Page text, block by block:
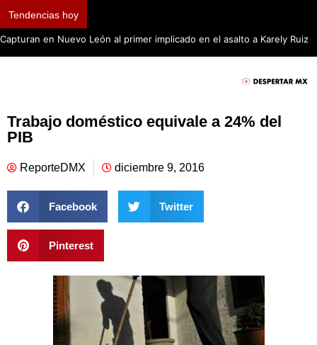
Tendencias hoy
Capturan en Nuevo León al primer implicado en el asalto a Karely Ruiz
Trabajo doméstico equivale a 24% del
PIB
ReporteDMX diciembre 9, 2016
Facebook Twitter
Pinterest